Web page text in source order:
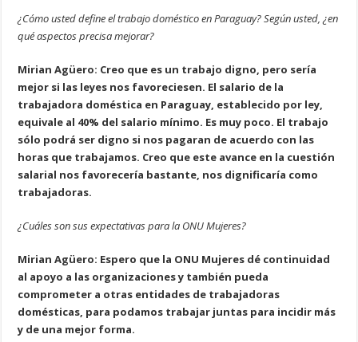
¿Cómo usted define el trabajo doméstico en Paraguay? Según usted, ¿en
qué aspectos precisa mejorar?
Mirian Agüero: Creo que es un trabajo digno, pero sería
mejor si las leyes nos favoreciesen. El salario de la
trabajadora doméstica en Paraguay, establecido por ley,
equivale al 40% del salario mínimo. Es muy poco. El trabajo
sólo podrá ser digno si nos pagaran de acuerdo con las
horas que trabajamos. Creo que este avance en la cuestión
salarial nos favorecería bastante, nos dignificaría como
trabajadoras.
¿Cuáles son sus expectativas para la ONU Mujeres?
Mirian Agüero: Espero que la ONU Mujeres dé continuidad
al apoyo a las organizaciones y también pueda
comprometer a otras entidades de trabajadoras
domésticas, para podamos trabajar juntas para incidir más
y de una mejor forma.